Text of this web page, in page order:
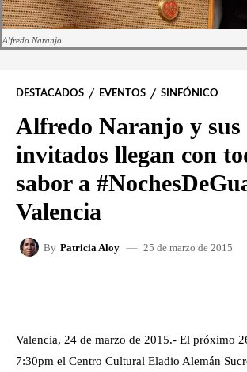
Alfredo Naranjo
DESTACADOS EVENTOS SINFÓNICO
Alfredo Naranjo y sus
invitados llegan con
sabor a
Valencia
By Patricia Aloy 25 de marzo de 2015
Valencia, 24 de marzo de 2015.- El próximo
7:30pm el Centro Cultural Eladio Alemán